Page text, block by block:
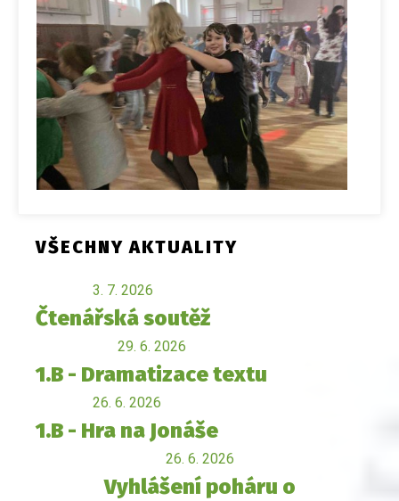
VŠECHNY AKTUALITY
3. 7. 2026
Čtenářská soutěž
29. 6. 2026
1.B - Dramatizace textu
26. 6. 2026
1.B - Hra na Jonáše
26. 6. 2026
Vyhlášení poháru o